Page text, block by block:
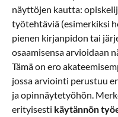
näyttöjen kautta:
työtehtäviä (esimerkiksi
pienen kirjanpidon tai
osaamisensa arvioidaan
Tämä on ero
jossa arviointi perustuu
ja opinnäytetyöhön.
erityisesti käytännön